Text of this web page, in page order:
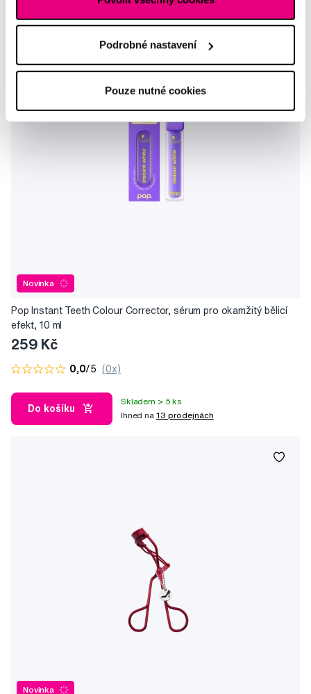
Podrobné nastavení
Pouze nutné cookies
Novinka
Pop Instant Teeth Colour Corrector, sérum pro okamžitý bělicí
efekt, 10 ml
259 Kč
0,0/5 (0x)
Do košíku
Skladem > 5 ks
Ihned na 13 prodejnách
Novinka